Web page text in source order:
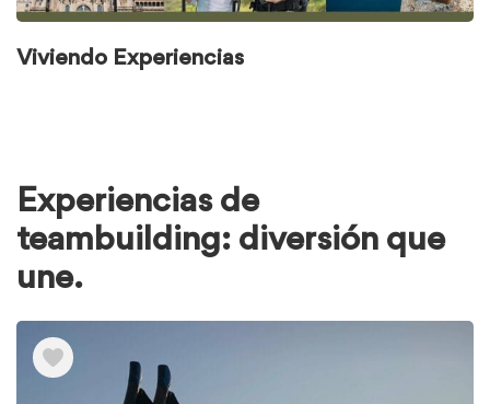
Viviendo Experiencias
Experiencias de
teambuilding: diversión que
une.
elementos